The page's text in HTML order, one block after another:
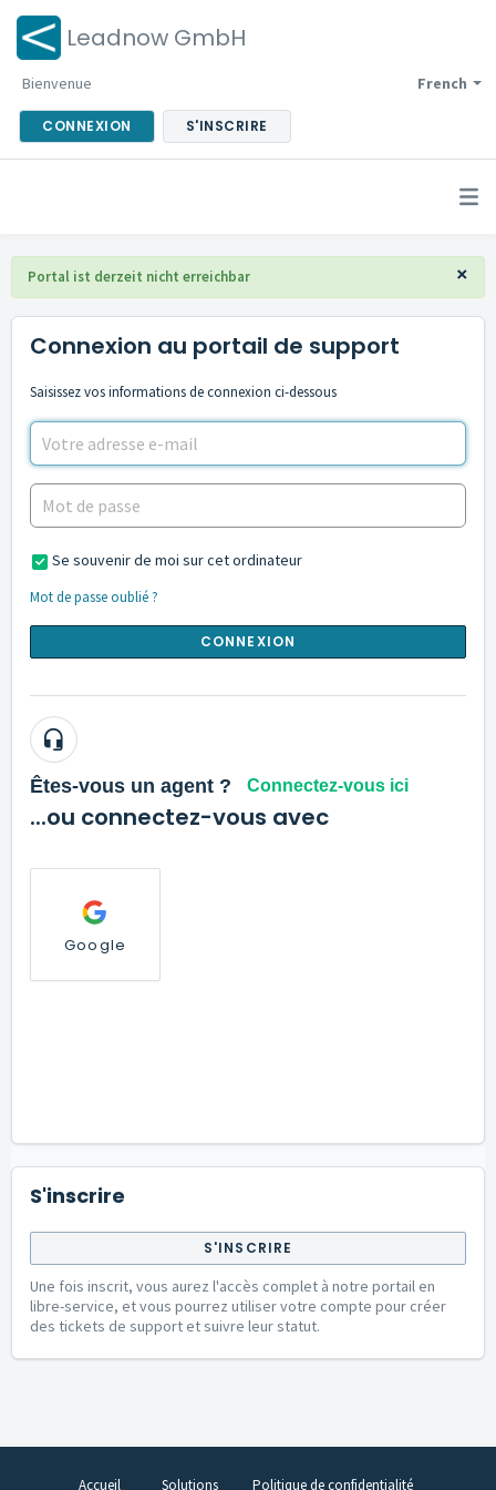
Leadnow GmbH
French
Bienvenue
CONNEXION S'INSCRIRE
×
Portal ist derzeit nicht erreichbar
Connexion au portail de support
Saisissez vos informations de connexion ci-dessous
Se souvenir de moi sur cet ordinateur
Mot de passe oublié ?
CONNEXION
Êtes-vous un agent ? Connectez-vous ici
...ou connectez-vous avec
Google
S'inscrire
S'INSCRIRE
Une fois inscrit, vous aurez l'accès complet à notre portail en
libre-service, et vous pourrez utiliser votre compte pour créer
des tickets de support et suivre leur statut.
Accueil Solutions Politique de confidentialité